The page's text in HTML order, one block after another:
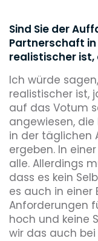
Sind Sie der
Partnerschaft in
realistischer ist,
Ich würde
realistischer ist,
auf das Votum
angewiesen,
in der täglichen
ergeben. In
alle. Allerdings
dass es kein
es auch in einer
Anforderungen
hoch und keine
wir das auch